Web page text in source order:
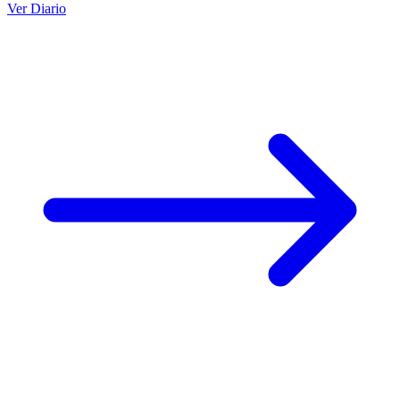
Ver Diario